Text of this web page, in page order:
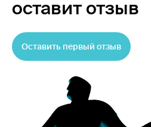
оставит отзыв
Оставить первый отзыв